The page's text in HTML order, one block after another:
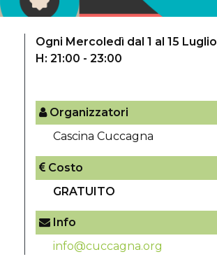
Ogni Mercoledì dal 1 al 15 Luglio
H: 21:00 - 23:00
Organizzatori
Cascina Cuccagna
Costo
GRATUITO
Info
info@cuccagna.org